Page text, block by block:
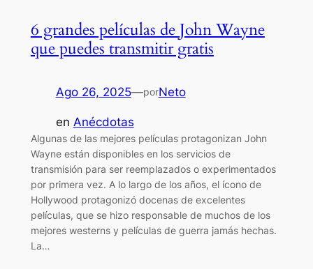
6 grandes películas de John Wayne
que puedes transmitir gratis
Ago 26, 2025—porNeto
en Anécdotas
Algunas de las mejores películas protagonizan John
Wayne están disponibles en los servicios de
transmisión para ser reemplazados o experimentados
por primera vez. A lo largo de los años, el ícono de
Hollywood protagonizó docenas de excelentes
películas, que se hizo responsable de muchos de los
mejores westerns y películas de guerra jamás hechas.
La…